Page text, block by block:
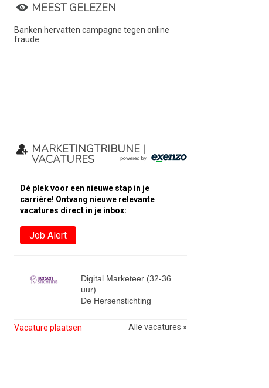
MEEST GELEZEN
Banken hervatten campagne tegen online
fraude
MARKETINGTRIBUNE |
VACATURES
Dé plek voor een nieuwe stap in je
carrière! Ontvang nieuwe relevante
vacatures direct in je inbox:
Job Alert
Digital Marketeer (32-36
uur)
De Hersenstichting
Vacature plaatsen Alle vacatures »